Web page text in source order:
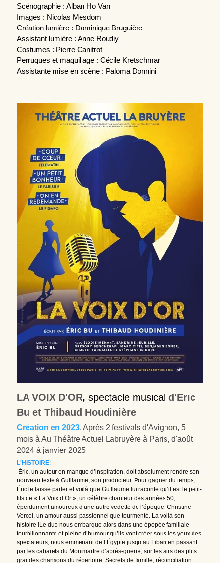
Scénographie : Alban Ho Van
Images : Nicolas Mesdom
Création lumière : Dominique Bruguière
Assistant lumière : Anne Roudiy
Costumes : Pierre Canitrot
Perruques et maquillage : Cécile Kretschmar
Assistante mise en scène : Paloma Donnini
LA VOIX D'OR, spectacle musical d'Eric
Bu et Thibaud Houdinière
Création en 2023. Après 2 festivals d'Avignon, 5
mois à Au Théâtre Actuel Labruyère à Paris, d'août
2024 à janvier 2025
L'HISTOIRE:
Éric, un auteur en manque d’inspiration, doit absolument rendre son
nouveau texte à Guillaume, son producteur. Pour gagner du temps,
Éric le laisse parler et voilà que Guillaume lui raconte qu’il est le petit-
fils de « La Voix d’Or », un célèbre chanteur des années 50,
éperdument amoureux d’une autre vedette de l’époque, Christine
Vercel, un amour aussi passionnel que tourmenté. La voilà son
histoire !Le duo nous embarque alors dans une épopée familiale
tourbillonnante et pleine d’humour qu’ils vont créer sous les yeux des
spectateurs, nous emmenant de l’Égypte jusqu’au Liban en passant
par les cabarets du Montmartre d’après-guerre, sur les airs des plus
grandes chansons du répertoire. Secrets de famille, réconciliation